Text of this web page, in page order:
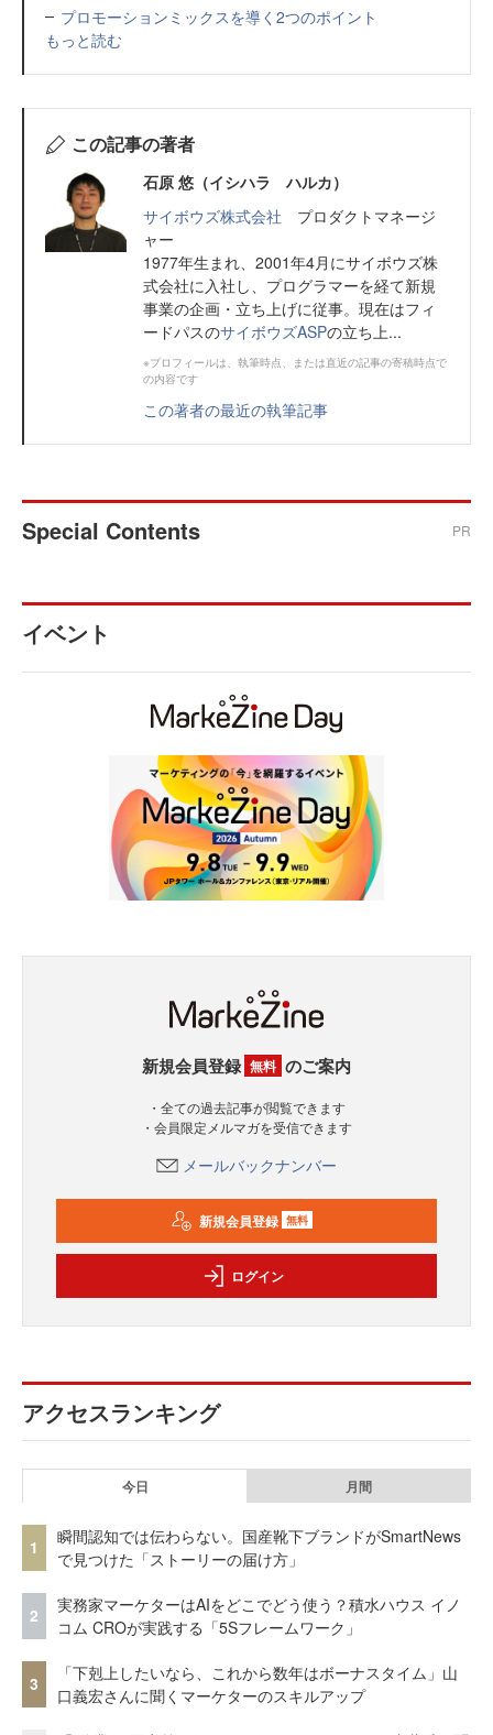
プロモーションミックスを導く2つのポイント
もっと読む
この記事の著者
石原 悠（イシハラ ハルカ）
サイボウズ株式会社 プロダクトマネージ
ャー
1977年生まれ、2001年4月にサイボウズ株
式会社に入社し、プログラマーを経て新規
事業の企画・立ち上げに従事。現在はフィ
ードパスのサイボウズASPの立ち上...
※プロフィールは、執筆時点、または直近の記事の寄稿時点で
の内容です
この著者の最近の執筆記事
Special Contents PR
イベント
新規会員登録 無料 のご案内
・全ての過去記事が閲覧できます
・会員限定メルマガを受信できます
メールバックナンバー
新規会員登録 無料
ログイン
アクセスランキング
今日 月間
1
瞬間認知では伝わらない。国産靴下ブランドがSmartNews
で見つけた「ストーリーの届け方」
2
実務家マーケターはAIをどこでどう使う？積水ハウス イノ
コム CROが実践する「5Sフレームワーク」
3
「下剋上したいなら、これから数年はボーナスタイム」山
口義宏さんに聞くマーケターのスキルアップ